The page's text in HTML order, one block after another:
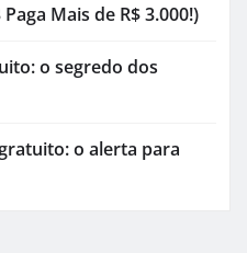
Mais de R$ 3.000!)
o segredo dos
o alerta para